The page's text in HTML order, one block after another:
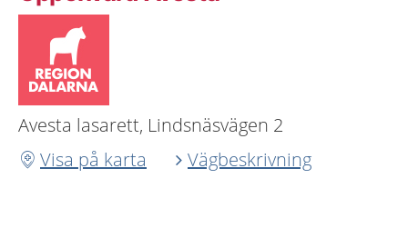
Avesta lasarett, Lindsnäsvägen 2
Visa på karta
Vägbeskrivning